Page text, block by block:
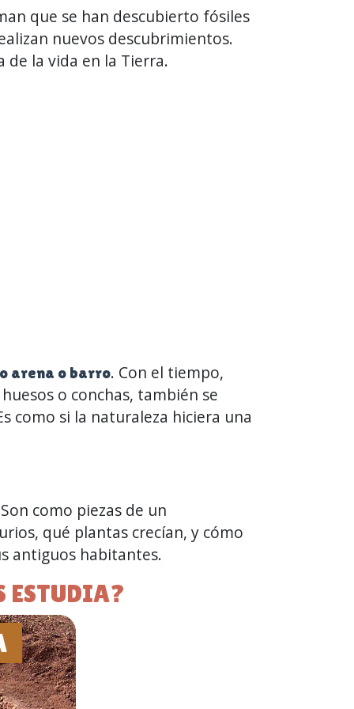
que se han descubierto fósiles
nuevos descubrimientos.
de la vida en la Tierra.
arena o barro. Con el tiempo,
o conchas, también se
como si la naturaleza hiciera una
como piezas de un
qué plantas crecían, y cómo
antiguos habitantes.
ESTUDIA?